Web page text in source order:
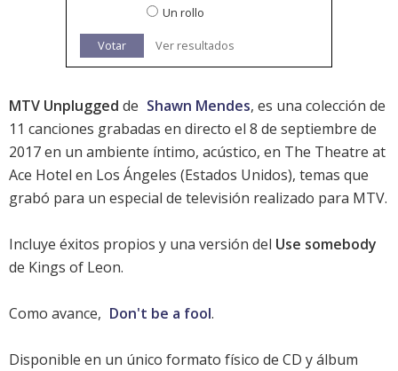
Un rollo
Votar Ver resultados
MTV Unplugged de Shawn Mendes, es una colección de
11 canciones grabadas en directo el 8 de septiembre de
2017 en un ambiente íntimo, acústico, en The Theatre at
Ace Hotel en Los Ángeles (Estados Unidos), temas que
grabó para un especial de televisión realizado para MTV.
Incluye éxitos propios y una versión del Use somebody
de Kings of Leon.
Como avance, Don't be a fool.
Disponible en un único formato físico de CD y álbum